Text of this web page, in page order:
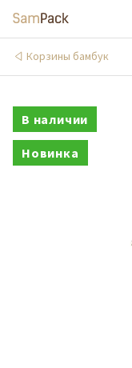
Корзины бамбук
В наличии
Новинка